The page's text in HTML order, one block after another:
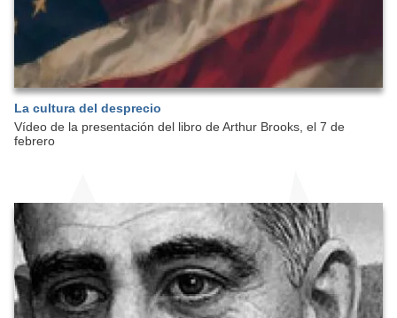
La cultura del desprecio
Vídeo de la presentación del libro de Arthur Brooks, el 7 de
febrero